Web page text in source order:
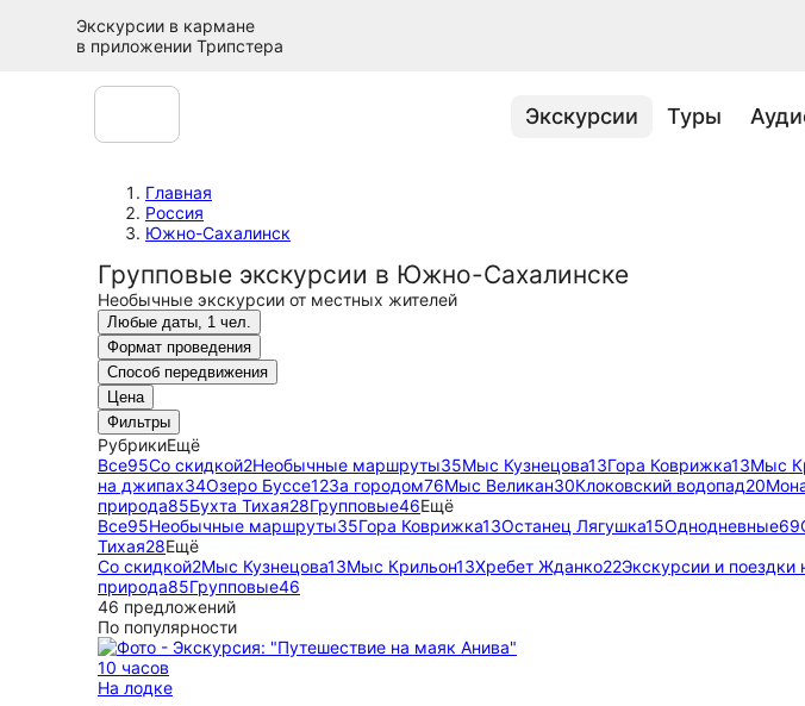
Экскурсии в кармане
в приложении Трипстера
Экскурсии Туры
Главная
Россия
Южно-Сахалинск
Групповые экскурсии в Южно-Сахалинске
Необычные экскурсии от местных жителей
Любые даты, 1 чел.
Формат проведения
Способ передвижения
Цена
Фильтры
РубрикиЕщё
Все95Со скидкой2Необычные маршруты35Мыс Кузнецова13Гора Коврижка13Мыс
на джипах34Озеро Буссе12За городом76Мыс Великан30Клоковский водопад20
природа85Бухта Тихая28Групповые46Ещё
Все95Необычные маршруты35Гора Коврижка13Останец Лягушка15Однодневные69
Тихая28Ещё
Со скидкой2Мыс Кузнецова13Мыс Крильон13Хребет Жданко22Экскурсии и поездки
природа85Групповые46
46 предложений
По популярности
10 часов
На лодке